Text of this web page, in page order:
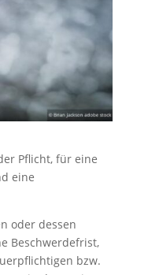
Pflicht, für eine
eine
oder dessen
Beschwerdefrist,
bzw.